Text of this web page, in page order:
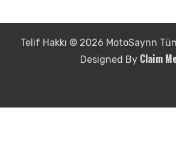
Telif Hakkı © 2026 MotoSaynn Tüm
Designed By Claim